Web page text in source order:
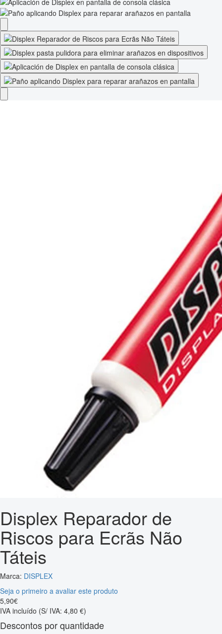
Displex Reparador de
Riscos para Ecrãs Não
Táteis
Marca: DISPLEX
Seja o primeiro a avaliar este produto
5,90€
IVA incluído (S/ IVA: 4,80 €)
Descontos por quantidade